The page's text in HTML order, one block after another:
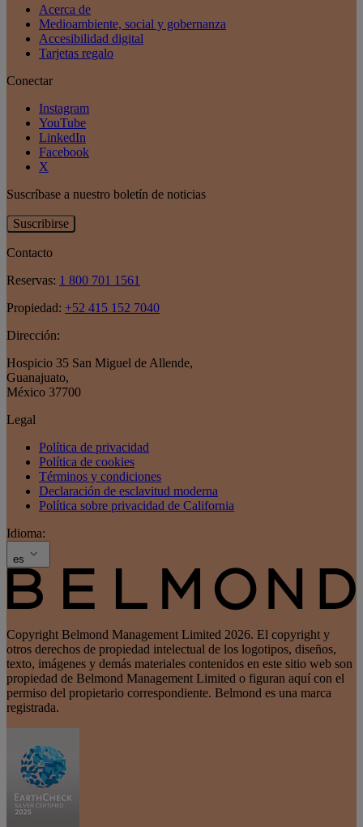
Acerca de
Medioambiente, social y gobernanza
Accesibilidad digital
Tarjetas regalo
Conectar
Instagram
YouTube
LinkedIn
Facebook
X
Suscríbase a nuestro boletín de noticias
Suscribirse
Contacto
Reservas: 1 800 701 1561
Propiedad: +52 415 152 7040
Dirección:
Hospicio 35 San Miguel de Allende,
Guanajuato,
México 37700
Legal
Política de privacidad
Política de cookies
Términos y condiciones
Declaración de esclavitud moderna
Política sobre privacidad de California
Idioma:
es
Copyright Belmond Management Limited 2026. El copyright y
otros derechos de propiedad intelectual de los logotipos, diseños,
texto, imágenes y demás materiales contenidos en este sitio web son
propiedad de Belmond Management Limited o figuran aquí con el
permiso del propietario correspondiente. Belmond es una marca
registrada.